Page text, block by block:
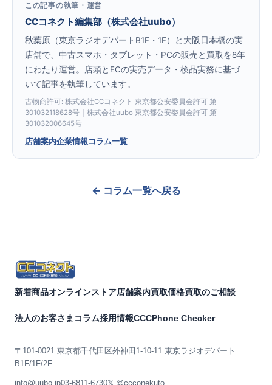
この記事の執筆・運営
CCコネクト編集部（株式会社uubo）
秋葉原（東京ラジオデパートB1F・1F）と大阪日本橋の実
店舗で、中古スマホ・タブレット・PCの販売と買取を8年
にわたり運営。店頭とECの実売データ・検品実務に基づ
いて記事を執筆しています。
古物商許可: 株式会社CCコネクト 東京都公安委員会許可 第
301032118628号｜株式会社uubo 東京都公安委員会許可 第
301032006645号
店舗案内企業情報コラム一覧
← コラム一覧へ戻る
新着商品オンラインストア店舗案内買取価格買取のご相談
法人のお客さま コラム採用情報CCCPhone Checker
〒101-0021 東京都千代田区外神田1-10-11 東京ラジオデパート
B1F/1F/2F